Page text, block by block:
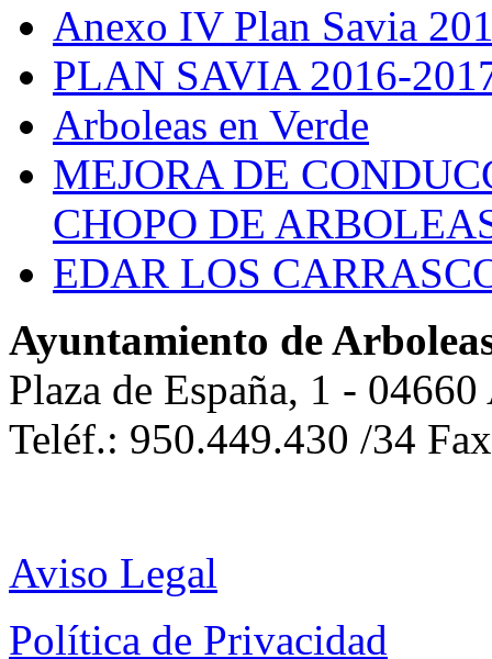
Anexo IV Plan Savia
PLAN SAVIA 2016-
Arboleas en Verde
MEJORA DE
CHOPO DE
EDAR LOS
Ayuntamiento de
Plaza de España, 1 -
Teléf.: 950.449.430 /34
Aviso Legal
Política de Privacidad